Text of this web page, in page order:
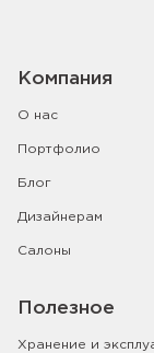
Компания
О нас
Портфолио
Блог
Дизайнерам
Салоны
Полезное
Хранение и